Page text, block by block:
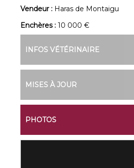
Vendeur : Haras de Montaigu
Enchères :10 000 €
INFOS VÉTÉRINAIRE
MISES À JOUR
PHOTOS